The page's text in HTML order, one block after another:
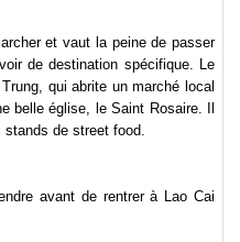
et vaut la peine de passer
de destination spécifique. Le
qui abrite un marché local
belle église, le Saint Rosaire. Il
de street food.
avant de rentrer à Lao Cai